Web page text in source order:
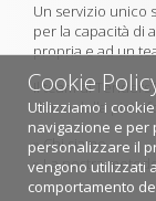
Cookie
Utilizziamo i
navigazione e per
personalizzare il
vengono utilizzati
comportamento
Un servizio unico
per la capacità di
propria e ad un
Il team di
demo della
»Chi siamo
»La nostra